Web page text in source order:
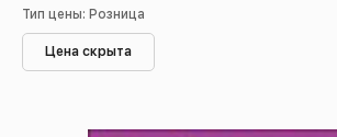
Тип цены: Розница
Цена скрыта